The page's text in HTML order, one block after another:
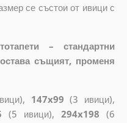
се състои от ивици с
– стандартни
същият, променя
147x99 (3 ивици),
(5 ивици),294x198 (6